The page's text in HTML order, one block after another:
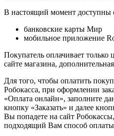
В настоящий момент
банковские карты Мир
мобильное приложение
Покупатель оплачивает
сайте магазина,
Для того, чтобы оплатить
Робокасса, при оформлении
«Оплата онлайн», заполните
кнопку «Заказать» и далее
Вы попадете на сайт
подходящий Вам способ